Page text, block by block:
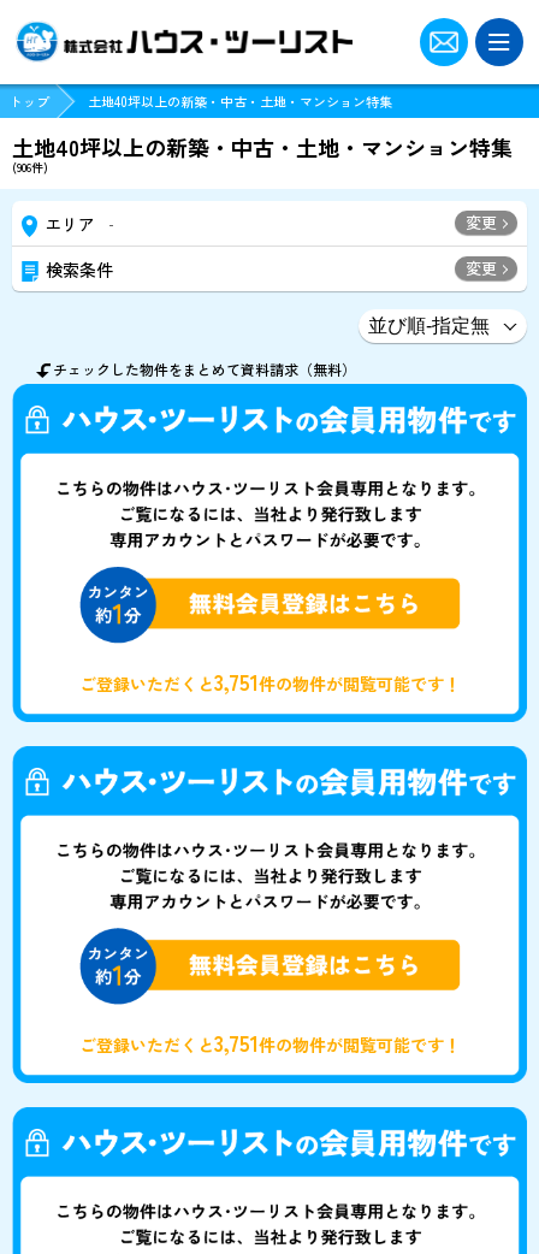
トップ 土地40坪以上の新築・中古・土地・マンション特集
土地40坪以上の新築・中古・土地・マンション特集
(906件)
エリア - 変更
検索条件 変更
チェックした物件をまとめて資料請求（無料）
ご登録いただくと3,751件の物件が閲覧可能です！
ご登録いただくと3,751件の物件が閲覧可能です！